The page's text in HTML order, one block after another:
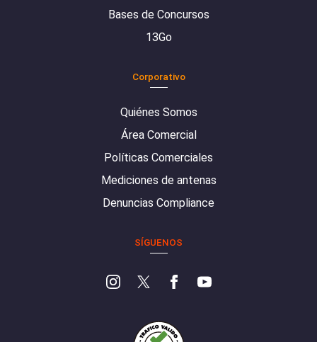
Bases de Concursos
13Go
Corporativo
Quiénes Somos
Área Comercial
Políticas Comerciales
Mediciones de antenas
Denuncias Compliance
SÍGUENOS